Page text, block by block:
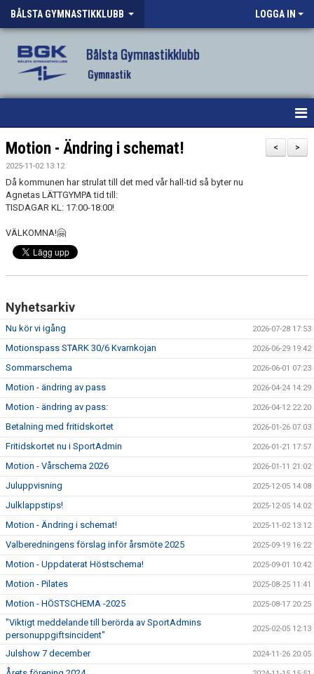
BÅLSTA GYMNASTIKKLUBB LOGGA IN
Bålsta Gymnastikklubb
Gymnastik
HEM
NYHETER
OM KLUBBEN
VÅR VERKSAMHET
DOKUMENT
ANMÄLAN
LEDARE
>
<
Motion - Ändring i schemat!
2025-11-02 13:12
Då kommunen har strulat till det med vår hall-tid så byter nu
Agnetas LÄTTGYMPA tid till:
TISDAGAR KL: 17:00-18:00!
VÄLKOMNA!🤗
Nyhetsarkiv
Nu kör vi igång 2026-07-28 17:53
Motionspass STARK 30/6 Kvarnkojan 2026-06-29 19:42
Sommarschema 2026-06-01 07:23
Motion - ändring av pass 2026-04-24 14:29
Motion - ändring av pass: 2026-04-12 22:20
Betalning med fritidskortet 2026-01-26 07:03
Fritidskortet nu i SportAdmin 2026-01-21 17:57
Motion - Vårschema 2026 2026-01-11 21:02
Juluppvisning 2025-12-05 14:08
Julklappstips! 2025-12-05 14:02
Motion - Ändring i schemat! 2025-11-02 13:12
Valberedningens förslag inför årsmöte 2025 2025-09-19 16:22
Motion - Uppdaterat Höstschema! 2025-09-01 10:42
Motion - Pilates 2025-08-25 11:41
Motion - HÖSTSCHEMA -2025 2025-08-17 20:25
"Viktigt meddelande till berörda av SportAdmins
personuppgiftsincident"
2025-02-05 12:13
Julshow 7 december 2024-11-26 20:05